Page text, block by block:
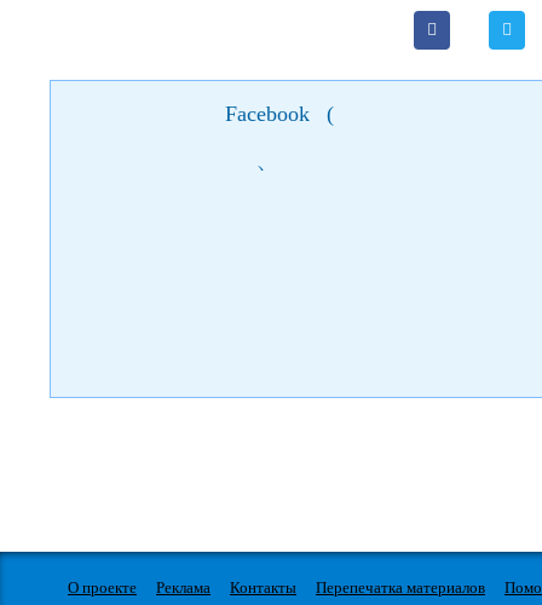
Facebook (
)
О проекте Реклама Контакты Перепечатка материалов